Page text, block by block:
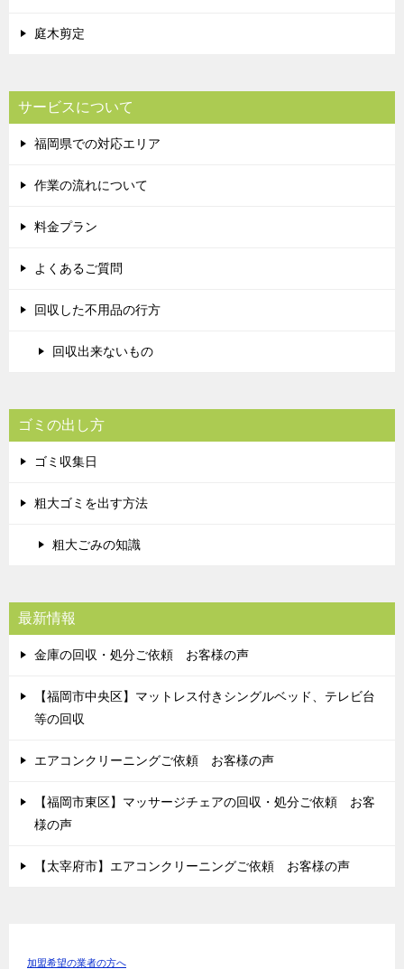
庭木剪定
サービスについて
福岡県での対応エリア
作業の流れについて
料金プラン
よくあるご質問
回収した不用品の行方
回収出来ないもの
ゴミの出し方
ゴミ収集日
粗大ゴミを出す方法
粗大ごみの知識
最新情報
金庫の回収・処分ご依頼 お客様の声
【福岡市中央区】マットレス付きシングルベッド、テレビ台
等の回収
エアコンクリーニングご依頼 お客様の声
【福岡市東区】マッサージチェアの回収・処分ご依頼 お客
様の声
【太宰府市】エアコンクリーニングご依頼 お客様の声
加盟希望の業者の方へ